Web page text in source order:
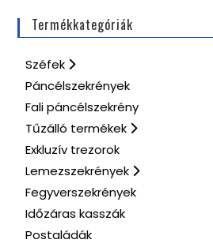
Termékkategóriák
Széfek
Páncélszekrények
Fali páncélszekrény
Tűzálló termékek
Exkluzív trezorok
Lemezszekrények
Fegyverszekrények
Időzáras kasszák
Postaládák